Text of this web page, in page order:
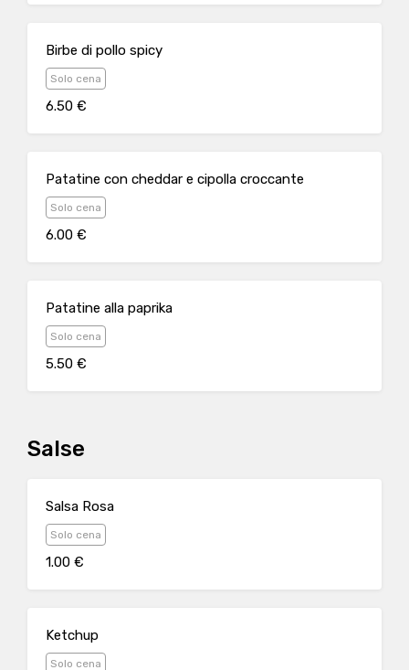
Birbe di pollo spicy
Solo cena
6.50 €
Patatine con cheddar e cipolla croccante
Solo cena
6.00 €
Patatine alla paprika
Solo cena
5.50 €
Salse
Salsa Rosa
Solo cena
1.00 €
Ketchup
Solo cena